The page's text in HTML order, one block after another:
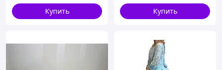
Купить Купить